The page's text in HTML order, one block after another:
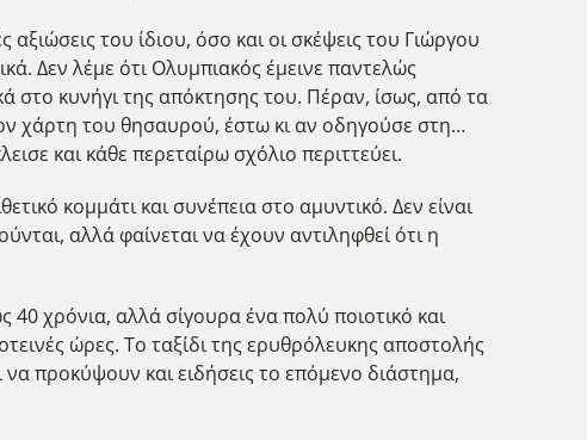
του ίδιου, όσο και οι σκέψεις του Γιώργου
Δεν λέμε ότι Ολυμπιακός έμεινε παντελώς
στο κυνήγι της απόκτησης του. Πέραν, ίσως, από τα
χάρτη του θησαυρού, έστω κι αν οδηγούσε στη…
και κάθε περεταίρω σχόλιο περιττεύει.
κομμάτι και συνέπεια στο αμυντικό. Δεν είναι
αλλά φαίνεται να έχουν αντιληφθεί ότι η
χρόνια, αλλά σίγουρα ένα πολύ ποιοτικό και
ώρες. Το ταξίδι της ερυθρόλευκης αποστολής
να προκύψουν και ειδήσεις το επόμενο διάστημα,